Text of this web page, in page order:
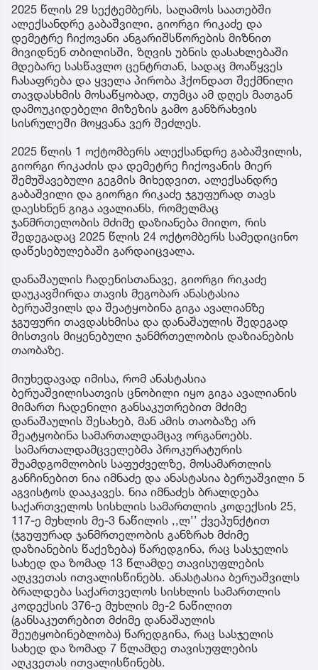
2025 წლის 29 სექტემბერს, საღამოს საათებში
ალექსანდრე გაბაშვილი, გიორგი რიკაძე და
დემეტრე ჩიქოვანი ანგარიშსწორების მიზნით
მივიდნენ თბილისში, ზღვის უბნის დასახლებაში
მდებარე სასწავლო ცენტრთან, სადაც მოაწყვეს
ჩასაფრება და ყველა პირობა ჰქონდათ შექმნილი
თავდასხმის მოსაწყობად, თუმცა ამ დღეს მათგან
დამოუკიდებელი მიზეზის გამო განზრახვის
სისრულეში მოყვანა ვერ შეძლეს.
2025 წლის 1 ოქტომბერს ალექსანდრე გაბაშვილის,
გიორგი რიკაძის და დემეტრე ჩიქოვანის მიერ
შემუშავებული გეგმის მიხედვით, ალექსანდრე
გაბაშვილი და გიორგი რიკაძე ჯგუფურად თავს
დაესხნენ გიგა ავალიანს, რომელმაც
ჯანმრთელობის მძიმე დაზიანება მიიღო, რის
შედეგადაც 2025 წლის 24 ოქტომბერს სამედიცინო
დაწესებულებაში გარდაიცვალა.
დანაშაულის ჩადენისთანავე, გიორგი რიკაძე
დაუკავშირდა თავის მეგობარ ანასტასია
ბერუაშვილს და შეატყობინა გიგა ავალიანზე
ჯგუფური თავდასხმისა და დანაშაულის შედეგად
მისთვის მიყენებული ჯანმრთელობის დაზიანების
თაობაზე.
მიუხედავად იმისა, რომ ანასტასია
ბერუაშვილისათვის ცნობილი იყო გიგა ავალიანის
მიმართ ჩადენილი განსაკუთრებით მძიმე
დანაშაულის შესახებ, მან ამის თაობაზე არ
შეატყობინა სამართალდამცავ ორგანოებს.
სამართალდამცველებმა პროკურატურის
შუამდგომლობის საფუძველზე, მოსამართლის
განჩინებით ნია იმნაძე და ანასტასია ბერუაშვილი 5
აგვისტოს დააკავეს. ნია იმნაძეს ბრალდება
საქართველოს სისხლის სამართლის კოდექსის 25,
117-ე მუხლის მე-3 ნაწილის ,,ლ’’ ქვეპუნქტით
(ჯგუფურად ჯანმრთელობის განზრახ მძიმე
დაზიანების წაქეზება) წარედგინა, რაც სასჯელის
სახედ და ზომად 13 წლამდე თავისუფლების
აღკვეთას ითვალისწინებს. ანასტასია ბერუაშვილს
ბრალდება საქართველოს სისხლის სამართლის
კოდექსის 376-ე მუხლის მე-2 ნაწილით
(განსაკუთრებით მძიმე დანაშაულის
შეუტყობინებლობა) წარედგინა, რაც სასჯელის
სახედ და ზომად 7 წლამდე თავისუფლების
აღკვეთას ითვალისწინებს.